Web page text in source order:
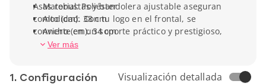
Asas robustas y bandolera ajustable aseguran
comodidad. Con tu logo en el frontal, se
convierte en un soporte práctico y prestigioso,
ideal para seminarios y viajes de trabajo.
Material: Poliéster
Alto (cm): 38 cm
Ancho (cm): 34 cm
Profundidad (cm): 74 cm
Ver más
1. Conf­iguración Visualización detallada